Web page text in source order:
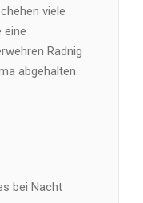
viele
eine
Radnig
abgehalten.
bei Nacht